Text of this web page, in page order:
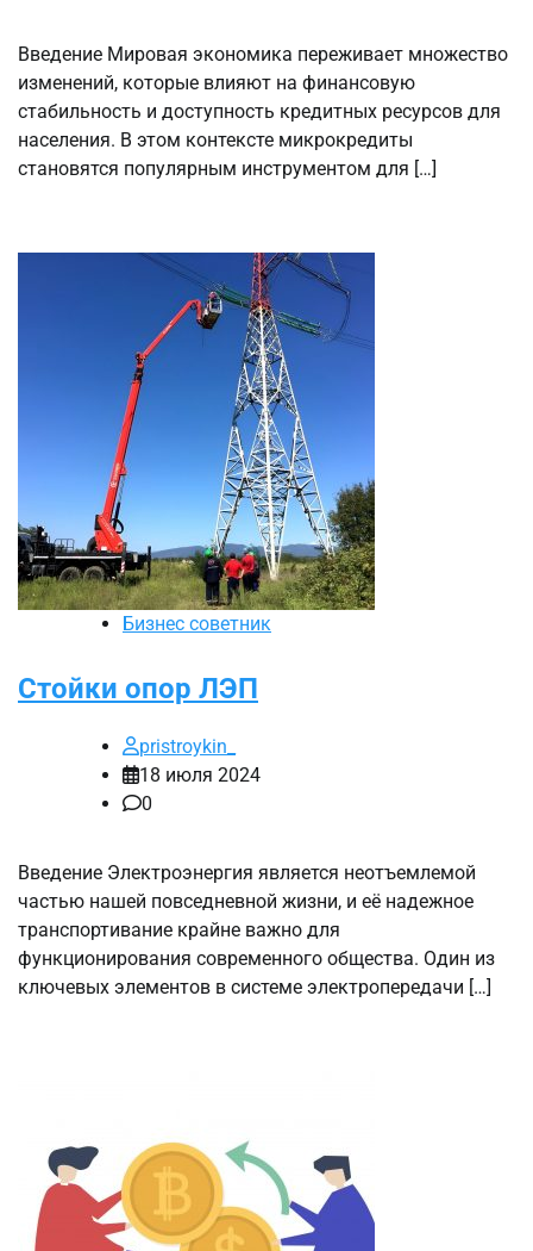
Введение Мировая экономика переживает множество
изменений, которые влияют на финансовую
стабильность и доступность кредитных ресурсов для
населения. В этом контексте микрокредиты
становятся популярным инструментом для […]
Бизнес советник
Стойки опор ЛЭП
pristroykin_
18 июля 2024
0
Введение Электроэнергия является неотъемлемой
частью нашей повседневной жизни, и её надежное
транспортивание крайне важно для
функционирования современного общества. Один из
ключевых элементов в системе электропередачи […]